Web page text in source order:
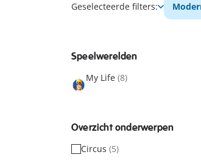
Geselecteerde filters:
Speelwerelden
My Life (8)
Overzicht onderwerpen
Circus (5)